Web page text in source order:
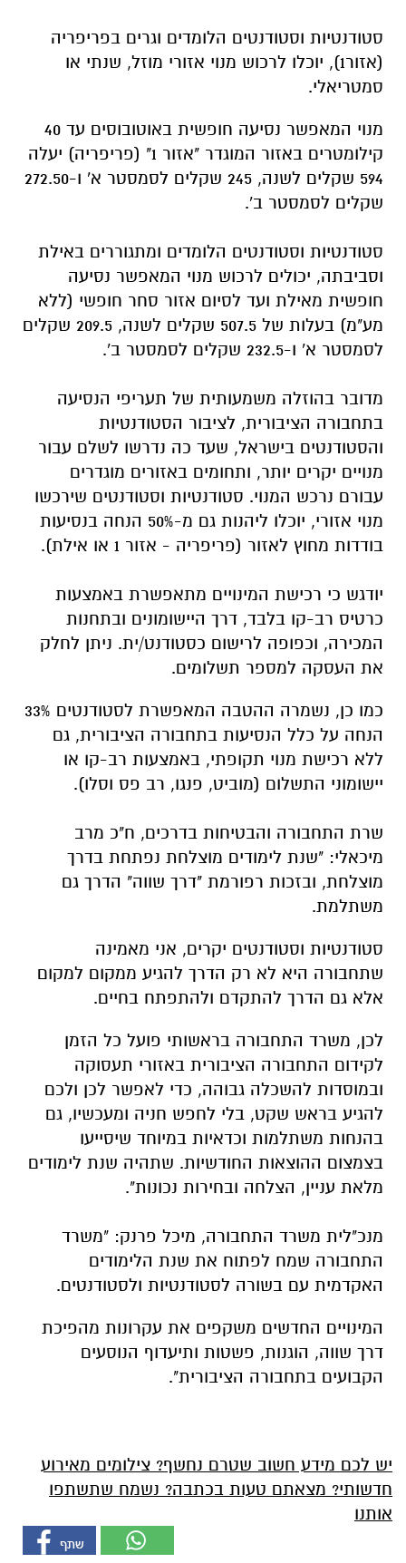
סטודנטיות וסטודנטים הלומדים וגרים בפריפריה
(אזור1), יוכלו לרכוש מנוי אזורי מוזל, שנתי או
סמטריאלי.
מנוי המאפשר נסיעה חופשית באוטובוסים עד 40
קילומטרים באזור המוגדר "אזור 1" (פריפריה) יעלה
594 שקלים לשנה, 245 שקלים לסמסטר א' ו-272.50
שקלים לסמסטר ב'.
סטודנטיות וסטודנטים הלומדים ומתגוררים באילת
וסביבתה, יכולים לרכוש מנוי המאפשר נסיעה
חופשית מאילת ועד לסיום אזור סחר חופשי (ללא
מע"מ) בעלות של 507.5 שקלים לשנה, 209.5 שקלים
לסמסטר א' ו-232.5 שקלים לסמסטר ב'.
מדובר בהוזלה משמעותית של תעריפי הנסיעה
בתחבורה הציבורית, לציבור הסטודנטיות
והסטודנטים בישראל, שעד כה נדרשו לשלם עבור
מנויים יקרים יותר, ותחומים באזורים מוגדרים
עבורם נרכש המנוי. סטודנטיות וסטודנטים שירכשו
מנוי אזורי, יוכלו ליהנות גם מ-50% הנחה בנסיעות
בודדות מחוץ לאזור (פריפריה - אזור 1 או אילת).
יודגש כי רכישת המינויים מתאפשרת באמצעות
כרטיס רב-קו בלבד, דרך היישומונים ובתחנות
המכירה, וכפופה לרישום כסטודנט/ית. ניתן לחלק
את העסקה למספר תשלומים.
כמו כן, נשמרה ההטבה המאפשרת לסטודנטים 33%
הנחה על כלל הנסיעות בתחבורה הציבורית, גם
ללא רכישת מנוי תקופתי, באמצעות רב-קו או
יישומוני התשלום (מוביט, פנגו, רב פס וסלו).
שרת התחבורה והבטיחות בדרכים, ח"כ מרב
מיכאלי: "שנת לימודים מוצלחת נפתחת בדרך
מוצלחת, ובזכות רפורמת "דרך שווה" הדרך גם
משתלמת.
סטודנטיות וסטודנטים יקרים, אני מאמינה
שתחבורה היא לא רק הדרך להגיע ממקום למקום
אלא גם הדרך להתקדם ולהתפתח בחיים.
לכן, משרד התחבורה בראשותי פועל כל הזמן
לקידום התחבורה הציבורית באזורי תעסוקה
ובמוסדות להשכלה גבוהה, כדי לאפשר לכן ולכם
להגיע בראש שקט, בלי לחפש חניה ומעכשיו, גם
בהנחות משתלמות וכדאיות במיוחד שיסייעו
בצמצום ההוצאות החודשיות. שתהיה שנת לימודים
מלאת עניין, הצלחה ובחירות נכונות".
מנכ"לית משרד התחבורה, מיכל פרנק: "משרד
התחבורה שמח לפתוח את שנת הלימודים
האקדמית עם בשורה לסטודנטיות ולסטודנטים.
המינויים החדשים משקפים את עקרונות מהפיכת
דרך שווה, הוגנות, פשטות ותיעדוף הנוסעים
הקבועים בתחבורה הציבורית".
יש לכם מידע חשוב שטרם נחשף? צילומים מאירוע
חדשותי? מצאתם טעות בכתבה? נשמח שתשתפו
אותנו